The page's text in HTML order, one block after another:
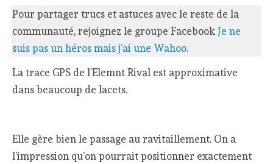
Pour partager trucs et astuces avec le reste de la
communauté, rejoignez le groupe FacebookJe ne
suis pas un héros mais j’ai une Wahoo.
La trace GPS de l’Elemnt Rival est approximative
dans beaucoup de lacets.
Elle gère bien le passage au ravitaillement. On a
l’impression qu’on pourrait positionner exactement